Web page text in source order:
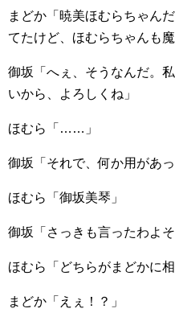
まどか「暁美ほむらちゃん
てたけど、ほむらちゃんも
御坂「へぇ、そうなんだ。
いから、よろしくね」
ほむら「……」
御坂「それで、何か用があ
ほむら「御坂美琴」
御坂「さっきも言ったわよそ
ほむら「どちらがまどかに
まどか「えぇ！？」